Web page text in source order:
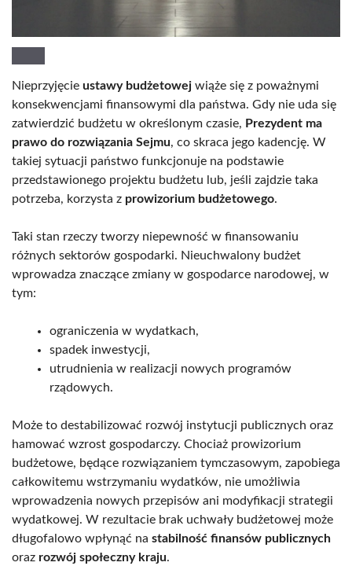
Nieprzyjęcie ustawy budżetowej wiąże się z poważnymi
konsekwencjami finansowymi dla państwa. Gdy nie uda się
zatwierdzić budżetu w określonym czasie, Prezydent ma
prawo do rozwiązania Sejmu, co skraca jego kadencję. W
takiej sytuacji państwo funkcjonuje na podstawie
przedstawionego projektu budżetu lub, jeśli zajdzie taka
potrzeba, korzysta z prowizorium budżetowego.
Taki stan rzeczy tworzy niepewność w finansowaniu
różnych sektorów gospodarki. Nieuchwalony budżet
wprowadza znaczące zmiany w gospodarce narodowej, w
tym:
ograniczenia w wydatkach,
spadek inwestycji,
utrudnienia w realizacji nowych programów
rządowych.
Może to destabilizować rozwój instytucji publicznych oraz
hamować wzrost gospodarczy. Chociaż prowizorium
budżetowe, będące rozwiązaniem tymczasowym, zapobiega
całkowitemu wstrzymaniu wydatków, nie umożliwia
wprowadzenia nowych przepisów ani modyfikacji strategii
wydatkowej. W rezultacie brak uchwały budżetowej może
długofalowo wpłynąć na stabilność finansów publicznych
oraz rozwój społeczny kraju.